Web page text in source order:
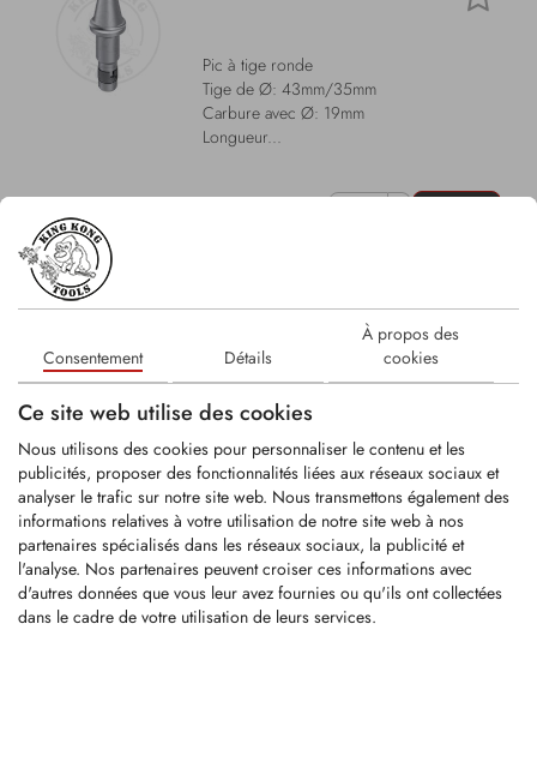
Consentement Détails
À propos des
cookies
Ce site web utilise des cookies
Nous utilisons des cookies pour personnaliser le contenu et les
publicités, proposer des fonctionnalités liées aux réseaux sociaux et
analyser le trafic sur notre site web. Nous transmettons également des
informations relatives à votre utilisation de notre site web à nos
partenaires spécialisés dans les réseaux sociaux, la publicité et
l'analyse. Nos partenaires peuvent croiser ces informations avec
d'autres données que vous leur avez fournies ou qu'ils ont collectées
dans le cadre de votre utilisation de leurs services.
Pic à tige ronde
Tige de Ø: 43mm/35mm
Carbure avec Ø: 19mm
Longueur...
Pic à tige ronde
Carbure avec Ø: 30mm
Longueur...
LOGIN
KRM0022